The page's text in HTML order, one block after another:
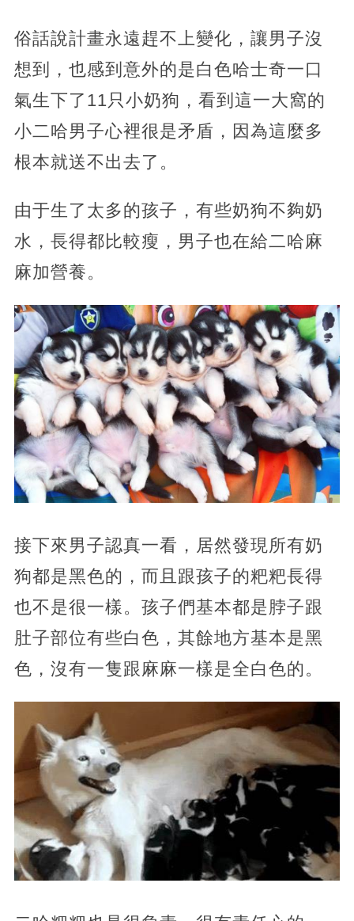
俗話說計畫永遠趕不上變化，讓男子沒
想到，也感到意外的是白色哈士奇一口
氣生下了11只小奶狗，看到這一大窩的
小二哈男子心裡很是矛盾，因為這麼多
根本就送不出去了。
由于生了太多的孩子，有些奶狗不夠奶
水，長得都比較瘦，男子也在給二哈麻
麻加營養。
接下來男子認真一看，居然發現所有奶
狗都是黑色的，而且跟孩子的粑粑長得
也不是很一樣。孩子們基本都是脖子跟
肚子部位有些白色，其餘地方基本是黑
色，沒有一隻跟麻麻一樣是全白色的。